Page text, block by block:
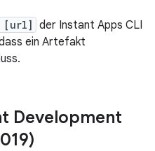
[url] der Instant Apps CLI
ein Artefakt
Development